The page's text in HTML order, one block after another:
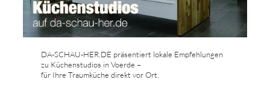
DA-SCHAU-HER.DE präsentiert lokale Empfehlungen
zu Küchenstudios in Voerde –
für Ihre Traumküche direkt vor Ort.